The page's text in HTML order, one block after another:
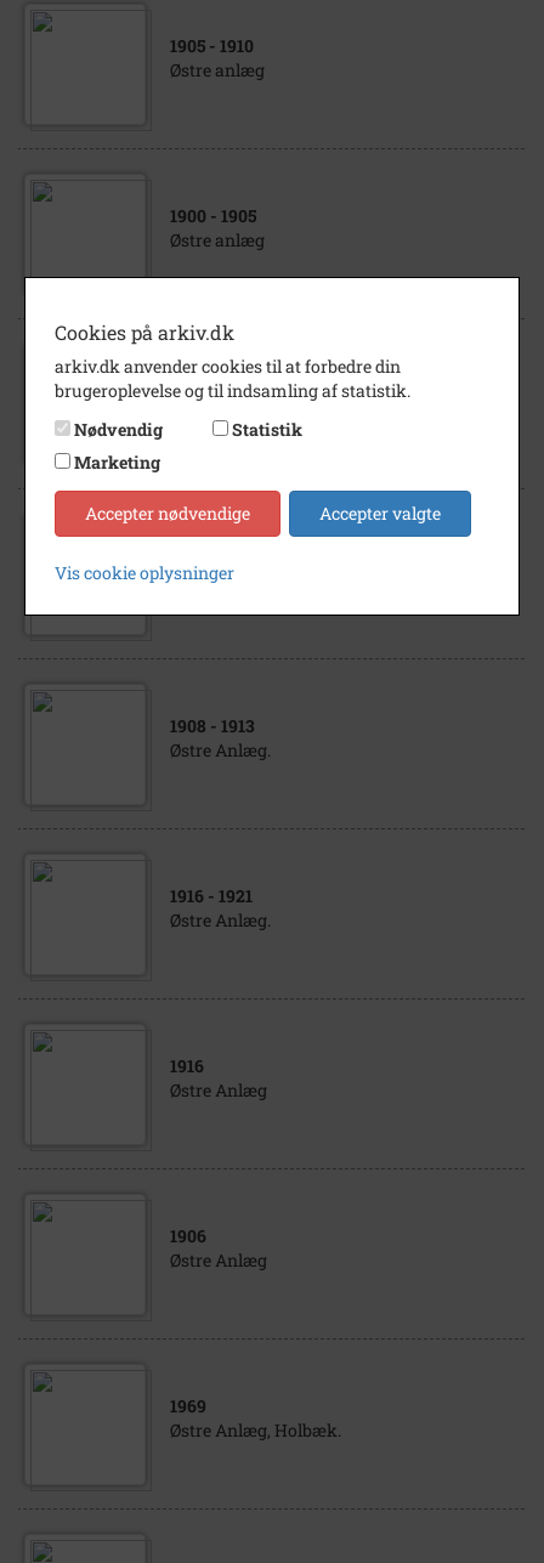
1905 - 1910
Østre anlæg
1900 - 1905
Østre anlæg
1942- 1947
Østre Anlæg.
1908 - 1913
Østre Anlæg.
1916 - 1921
Østre Anlæg.
1916
Østre Anlæg
1906
Østre Anlæg
1969
Østre Anlæg, Holbæk.
Cookies på arkiv.dk
arkiv.dk anvender cookies til at forbedre din
brugeroplevelse og til indsamling af statistik.
Nødvendig
Statistik
Marketing
Accepter nødvendige Accepter valgte
Vis cookie oplysninger